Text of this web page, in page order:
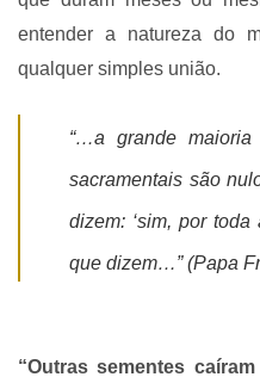
entender a natureza do
qualquer simples união.
“…a grande maioria
sacramentais são
dizem: ‘sim, por
que dizem…” (Papa
“Outras sementes